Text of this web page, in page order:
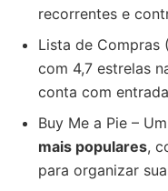
recorrentes e
Lista de Compras
com 4,7 estrelas
conta com
Buy Me a Pie –
mais populares,
para organizar